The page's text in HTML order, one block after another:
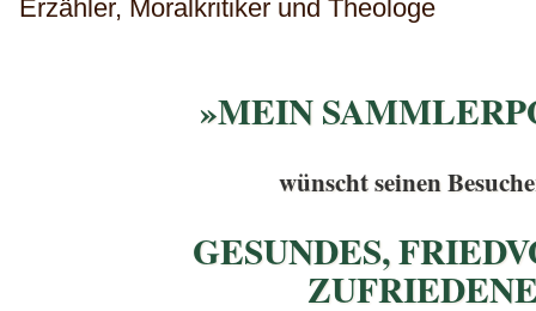
Erzähler, Moralkritiker und Theologe
»MEIN
wünscht seinen
GESUNDES,